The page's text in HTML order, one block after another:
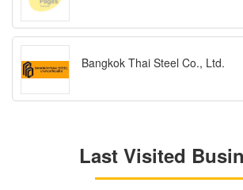
Bangkok Thai Steel Co., Ltd.
Last Visited